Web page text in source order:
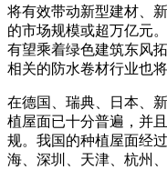
将有效带动新型建材、
的市场规模或超万亿元
有望乘着绿色建筑东风
相关的防水卷材行业也将
在德国、瑞典、日本、
植屋面已十分普遍，并
规。我国的种植屋面经
海、深圳、天津、杭州